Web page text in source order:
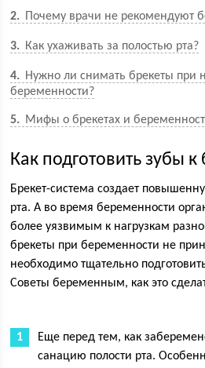
2 Почему врачи не рекомендуют
3 Как ухаживать за полостью рта?
4
Нужно ли снимать брекеты при
беременности?
5 Мифы о брекетах и
Как подготовить зубы к
Брекет-система создает
рта. А во время беременности
более уязвимым к нагрузкам
брекеты при беременности не
необходимо тщательно
Советы беременным, как это
Еще перед тем, как
санацию полости рта.